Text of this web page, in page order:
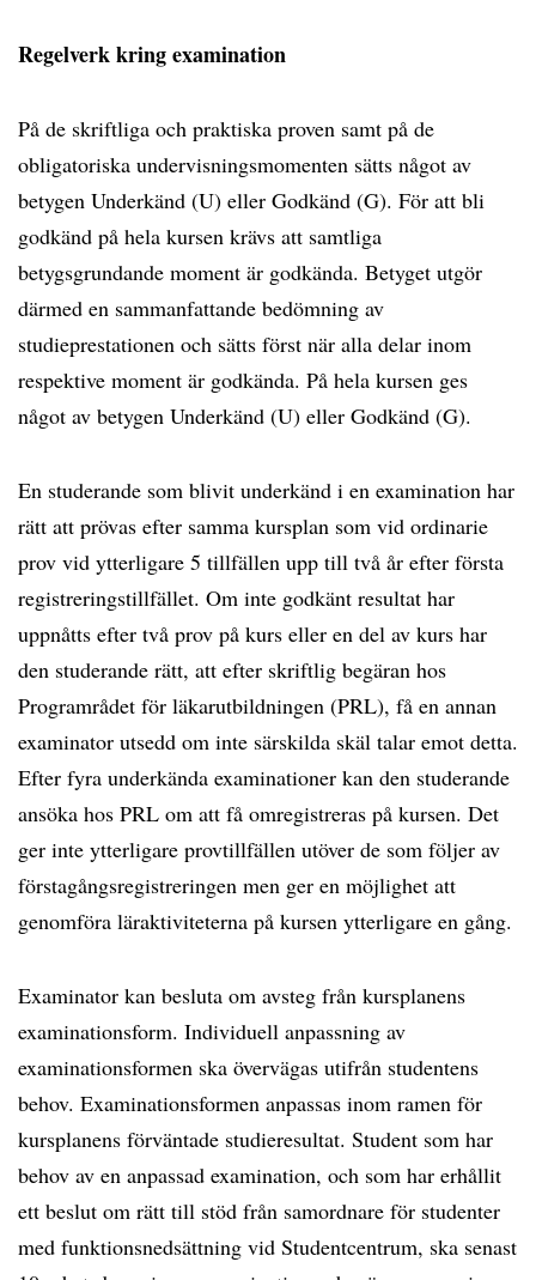
Regelverk kring examination
På de skriftliga och praktiska proven samt på de
obligatoriska undervisningsmomenten sätts något av
betygen Underkänd (U) eller Godkänd (G). För att bli
godkänd på hela kursen krävs att samtliga
betygsgrundande moment är godkända. Betyget utgör
därmed en sammanfattande bedömning av
studieprestationen och sätts först när alla delar inom
respektive moment är godkända. På hela kursen ges
något av betygen Underkänd (U) eller Godkänd (G).
En studerande som blivit underkänd i en examination har
rätt att prövas efter samma kursplan som vid ordinarie
prov vid ytterligare 5 tillfällen upp till två år efter första
registreringstillfället. Om inte godkänt resultat har
uppnåtts efter två prov på kurs eller en del av kurs har
den studerande rätt, att efter skriftlig begäran hos
Programrådet för läkarutbildningen (PRL), få en annan
examinator utsedd om inte särskilda skäl talar emot detta.
Efter fyra underkända examinationer kan den studerande
ansöka hos PRL om att få omregistreras på kursen. Det
ger inte ytterligare provtillfällen utöver de som följer av
förstagångsregistreringen men ger en möjlighet att
genomföra läraktiviteterna på kursen ytterligare en gång.
Examinator kan besluta om avsteg från kursplanens
examinationsform. Individuell anpassning av
examinationsformen ska övervägas utifrån studentens
behov. Examinationsformen anpassas inom ramen för
kursplanens förväntade studieresultat. Student som har
behov av en anpassad examination, och som har erhållit
ett beslut om rätt till stöd från samordnare för studenter
med funktionsnedsättning vid Studentcentrum, ska senast